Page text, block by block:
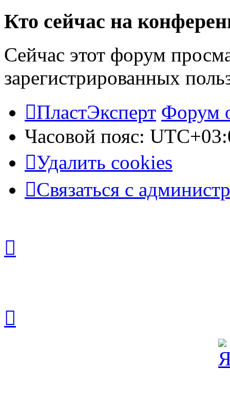
Кто сейчас на
Сейчас этот форум
зарегистрированных
ПластЭксперт Форум
Часовой пояс:
Удалить cookies
Связаться с